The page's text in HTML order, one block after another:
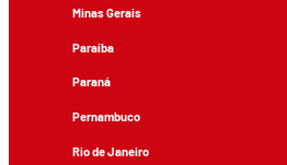
Minas Gerais
Paraíba
Paraná
Pernambuco
Rio de Janeiro